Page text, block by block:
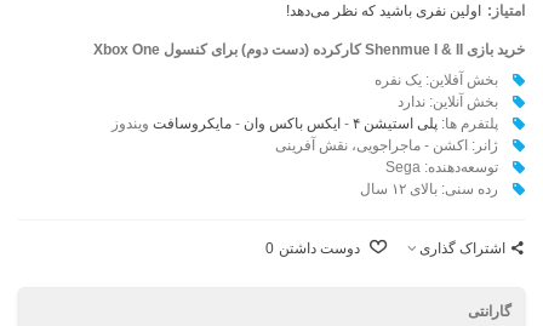
امتیاز: اولین نفری باشید که نظر می‌دهد!
خرید بازی Shenmue I & II کارکرده (دست دوم) برای
کنسول Xbox One
بخش آفلاین: یک نفره
بخش آنلاین: ندارد
پلتفرم ها:پلی استیشن ۴ -ایکس باکس وان -مایکروسافت ویندوز
ژانر: اکشن - ماجراجویی، نقش آفرینی
توسعه‌دهنده: Sega
رده سنی: بالای ۱۲ سال
اشتراک گذاری دوست داشتن 0
گارانتی